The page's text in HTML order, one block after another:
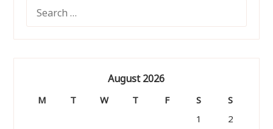
FOR:
August 2026
M T W T F S
S
1
2